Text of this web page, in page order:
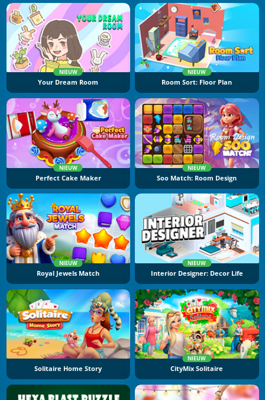
NIEUW
Your Dream Room
NIEUW
Room Sort: Floor Plan
NIEUW
Perfect Cake Maker
NIEUW
Soo Match: Room Design
NIEUW
Royal Jewels Match
NIEUW
Interior Designer: Decor Life
Solitaire Home Story
NIEUW
CityMix Solitaire